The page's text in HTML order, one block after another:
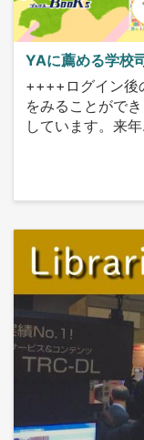
YAに薦める学校
++++ログイン後
をみることがで
しています。来